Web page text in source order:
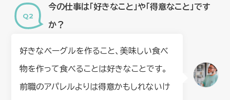
今の仕事は「好きなこと」や「得意なこと」です
か？
好きなベーグルを作ること、美味しい食べ
物を作って食べることは好きなことです。
前職のアパレルよりは得意かもしれないけ